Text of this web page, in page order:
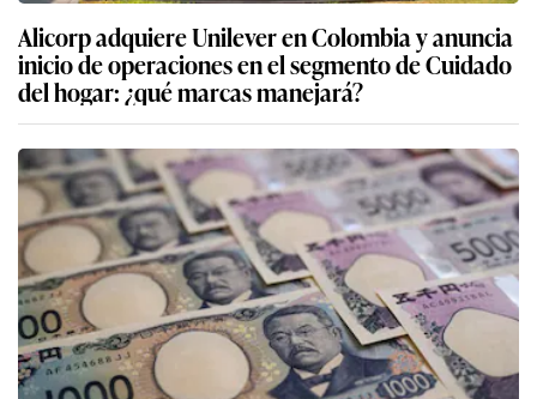
Alicorp adquiere Unilever en Colombia y anuncia
inicio de operaciones en el segmento de Cuidado
del hogar: ¿qué marcas manejará?